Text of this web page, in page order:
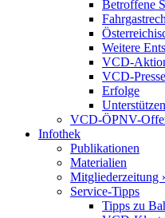
Betroffene
Weitere
VCD-
VCD-
Erfolge
VCD-ÖPNV-
Infothek
Publikationen
Materialien
Mitgliederzeitung
Service-Tipps
Tipps zu